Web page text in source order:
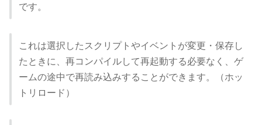
です。
これは選択したスクリプトやイベントが変更・保存し
たときに、再コンパイルして再起動する必要なく、ゲ
ームの途中で再読み込みすることができます。（ホッ
トリロード）